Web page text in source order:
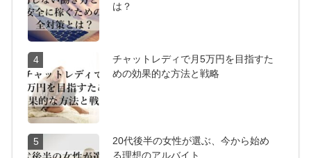
は？
4
チャットレディで月5万円を目指すた
めの効果的な方法と戦略
5
20代後半の女性が選ぶ、今から始め
る理想のアルバイト